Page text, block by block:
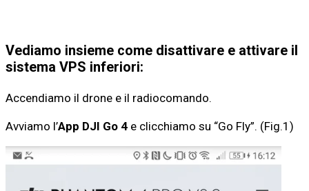
Vediamo insieme come disattivare e attivare il
sistema VPS inferiori:
Accendiamo il drone e il radiocomando.
Avviamo l’App DJI Go 4 e clicchiamo su “Go Fly”. (Fig.1)